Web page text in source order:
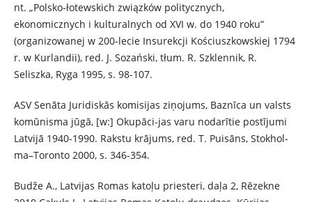
nt. „Polsko-łotewskich związków politycznych,
ekonomicznych i kulturalnych od XVI w. do 1940 roku”
(organizowanej w 200-lecie Insurekcji Kościuszkowskiej 1794
r. w Kurlandii), red. J. Sozański, tłum. R. Szklennik, R.
Seliszka, Ryga 1995, s. 98-107.
ASV Senāta Juridiskās komisijas ziņojums, Baznīca un valsts
komūnisma jūgā, [w:] Okupāci-jas varu nodarītie postījumi
Latvijā 1940-1990. Rakstu krājums, red. T. Puisāns, Stokhol-
ma–Toronto 2000, s. 346-354.
Budže A., Latvijas Romas katoļu priesteri, daļa 2, Rēzekne